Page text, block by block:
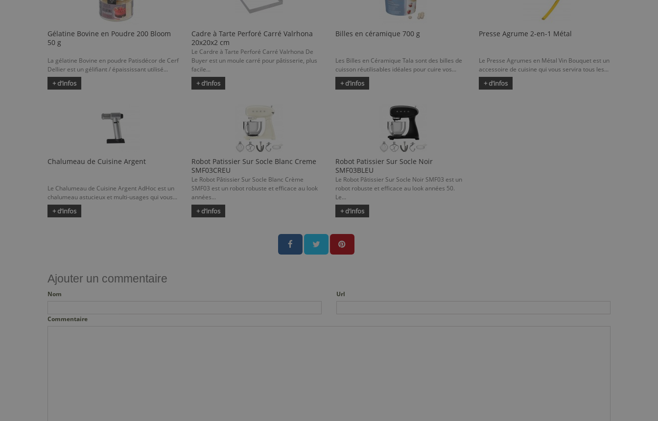
Gélatine Bovine en Poudre 200 Bloom
50 g
La gélatine Bovine en poudre Patisdécor de Cerf
Dellier est un gélifiant / épaississant utilisé...
+ d’infos
Cadre à Tarte Perforé Carré Valrhona
20x20x2 cm
Le Cardre à Tarte Perforé Carré Valrhona De
Buyer est un moule carré pour pâtisserie, plus
facile...
+ d’infos
Billes en céramique 700 g
Les Billes en Céramique Tala sont des billes de
cuisson réutilisables idéales pour cuire vos...
+ d’infos
Presse Agrume 2-en-1 Métal
Le Presse Agrumes en Métal Vin Bouquet est un
accessoire de cuisine qui vous servira tous les...
+ d’infos
Chalumeau de Cuisine Argent
Le Chalumeau de Cuisine Argent AdHoc est un
chalumeau astucieux et multi-usages qui vous...
+ d’infos
Robot Patissier Sur Socle Blanc Creme
SMF03CREU
Le Robot Pâtissier Sur Socle Blanc Crème
SMF03 est un robot robuste et efficace au look
années...
+ d’infos
Robot Patissier Sur Socle Noir
SMF03BLEU
Le Robot Pâtissier Sur Socle Noir SMF03 est un
robot robuste et efficace au look années 50.
Le...
+ d’infos
Ajouter un commentaire
Nom Url
Commentaire